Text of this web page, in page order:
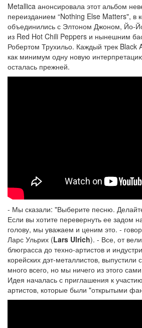
Metallica анонсировала этот альбом
переизданием “Nothing Else Matters", в
объединились с Элтоном Джоном, Йо-
из Red Hot Chili Peppers и нынешним
Робертом Трухильо. Каждый трек Black
как минимум одну новую
осталась прежней.
- Мы сказали: "Выберите песню.
Если вы хотите перевернуть ее задом
голову, мы уважаем и ценим это. -
Ларс Ульрих (Lars Ulrich). - Все, от
блюграсса до техно-артистов и
корейских дэт-металлистов,
много всего, но мы ничего из этого
Идея началась с приглашения к
артистов, которые были "открытыми